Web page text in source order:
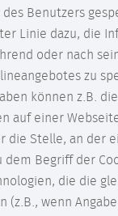
Benutzers
Linie dazu, die
oder nach
zu
können z.B. die
auf einer
die Stelle, an der
dem Begriff der
die die
(z.B., wenn